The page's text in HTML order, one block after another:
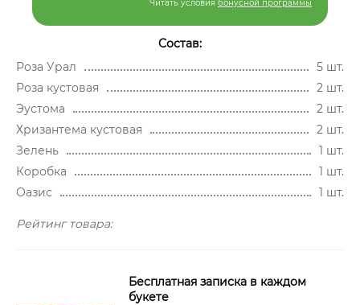
Читать условия бонусной программы
Состав:
Роза Урал
5 шт.
Роза кустовая
2 шт.
Эустома
2 шт.
Хризантема кустовая
2 шт.
Зелень
1 шт.
Коробка
1 шт.
Оазис
1 шт.
Рейтинг товара:
Бесплатная записка в каждом
букете